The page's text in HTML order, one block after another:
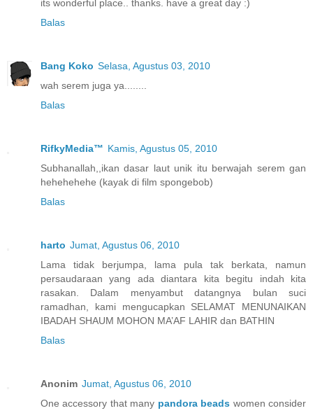
its wonderful place.. thanks. have a great day :)
Balas
Bang Koko Selasa, Agustus 03, 2010
wah serem juga ya........
Balas
RifkyMedia™ Kamis, Agustus 05, 2010
Subhanallah,,ikan dasar laut unik itu berwajah serem gan
hehehehehe (kayak di film spongebob)
Balas
harto Jumat, Agustus 06, 2010
Lama tidak berjumpa, lama pula tak berkata, namun
persaudaraan yang ada diantara kita begitu indah kita
rasakan. Dalam menyambut datangnya bulan suci
ramadhan, kami mengucapkan SELAMAT MENUNAIKAN
IBADAH SHAUM MOHON MA’AF LAHIR dan BATHIN
Balas
Anonim Jumat, Agustus 06, 2010
One accessory that many pandora beads women consider